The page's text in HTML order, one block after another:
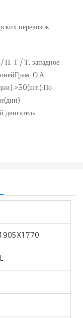
перевозок
Т / Т, западное
О.А.
двигатель